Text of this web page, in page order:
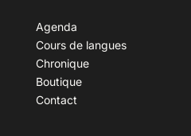
Agenda
Cours de langues
Chronique
Boutique
Contact